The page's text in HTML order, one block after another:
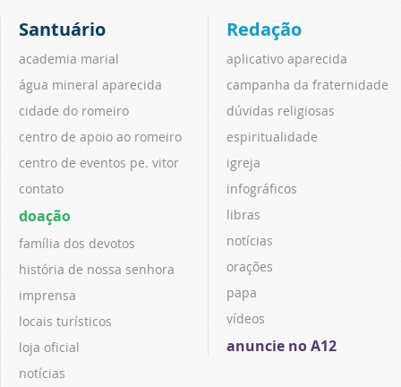
Santuário
academia marial
água mineral aparecida
cidade do romeiro
centro de apoio ao romeiro
centro de eventos pe. vitor
contato
doação
família dos devotos
história de nossa senhora
imprensa
locais turísticos
loja oficial
notícias
Redação
aplicativo aparecida
campanha da fraternidade
dúvidas religiosas
espiritualidade
igreja
infográficos
libras
notícias
orações
papa
vídeos
anuncie no A12